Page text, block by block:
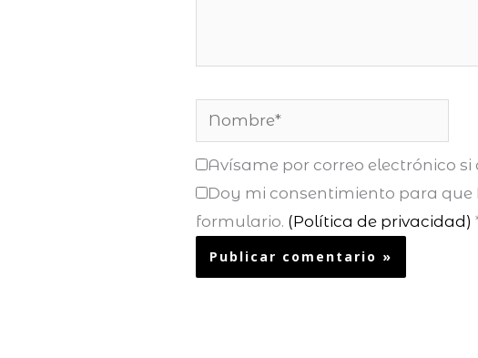
Nombre*
Avísame por correo electrónico
Doy mi consentimiento para que
formulario. (Política de privacidad)